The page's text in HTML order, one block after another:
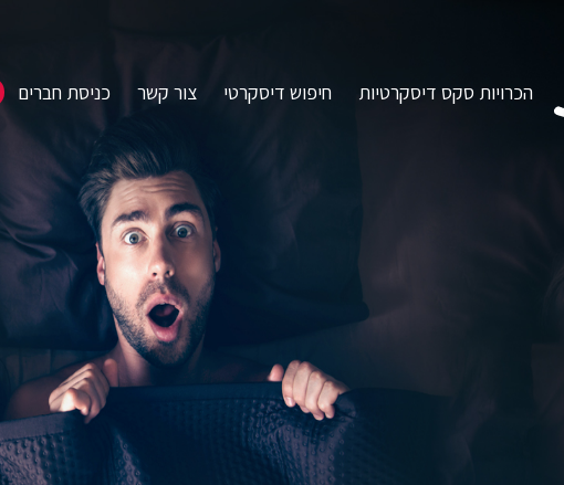
הכרויות סקס דיסקרטיות חיפוש דיסקרטי צור קשר כניסת חברים